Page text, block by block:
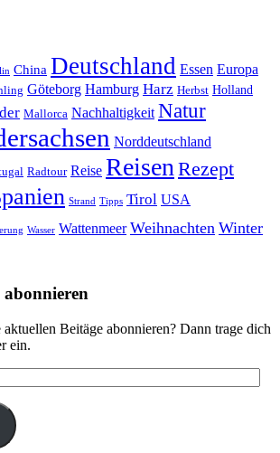
China Deutschland Essen Europa
Göteborg Hamburg Harz Herbst Holland
Mallorca Nachhaltigkeit Natur
Norddeutschland
Radtour Reise Reisen Rezept
Strand Tipps Tirol USA
Wasser Wattenmeer Weihnachten Winter
aktuellen Beitäge abonnieren? Dann trage dich
ein.